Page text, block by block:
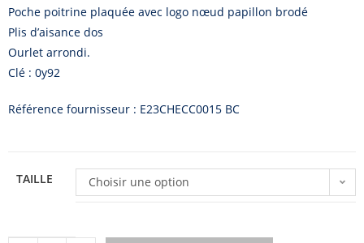
Poche poitrine plaquée avec logo nœud papillon brodé
Plis d’aisance dos
Ourlet arrondi.
Clé : 0y92
Référence fournisseur : E23CHECC0015 BC
TAILLE Choisir une option